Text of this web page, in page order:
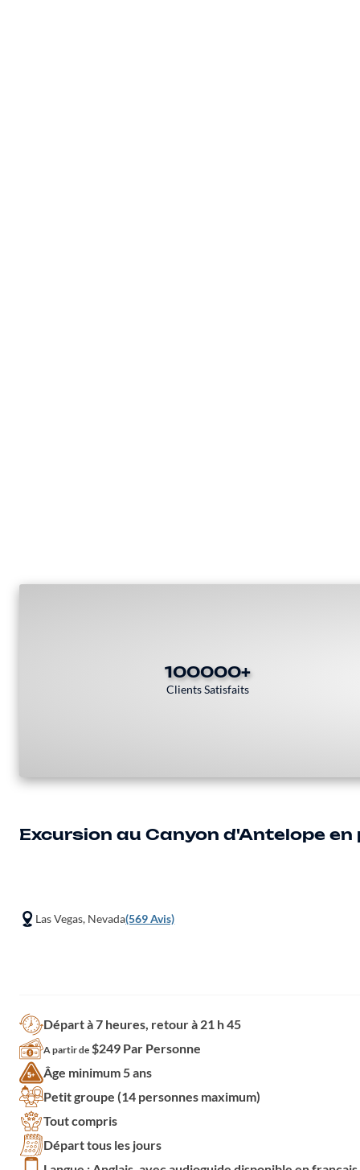
100000+
Clients Satisfaits
Excursion au Canyon d'Antelope
Las Vegas, Nevada(569 Avis)
Départ à 7 heures, retour à 21 h 45
A partir de $249 Par Personne
Âge minimum 5 ans
Petit groupe (14 personnes maximum)
Tout compris
Départ tous les jours